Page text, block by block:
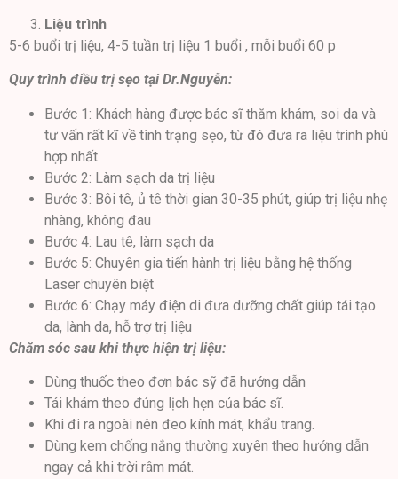
Liệu trình
5-6 buổi trị liệu, 4-5 tuần trị liệu 1 buổi , mỗi buổi 60 p
Quy trình điều trị sẹo tại Dr.Nguyễn:
Bước 1: Khách hàng được bác sĩ thăm khám, soi da và
tư vấn rất kĩ về tình trạng sẹo, từ đó đưa ra liệu trình phù
hợp nhất.
Bước 2: Làm sạch da trị liệu
Bước 3: Bôi tê, ủ tê thời gian 30-35 phút, giúp trị liệu nhẹ
nhàng, không đau
Bước 4: Lau tê, làm sạch da
Bước 5: Chuyên gia tiến hành trị liệu bằng hệ thống
Laser chuyên biệt
Bước 6: Chạy máy điện di đưa dưỡng chất giúp tái tạo
da, lành da, hỗ trợ trị liệu
Chăm sóc sau khi thực hiện trị liệu:
Dùng thuốc theo đơn bác sỹ đã hướng dẫn
Tái khám theo đúng lịch hẹn của bác sĩ.
Khi đi ra ngoài nên đeo kính mát, khẩu trang.
Dùng kem chống nắng thường xuyên theo hướng dẫn
ngay cả khi trời râm mát.